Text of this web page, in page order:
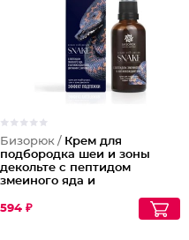
Бизорюк / Крем для
подбородка шеи и зоны
декольте с пептидом
змеиного яда и
594 ₽